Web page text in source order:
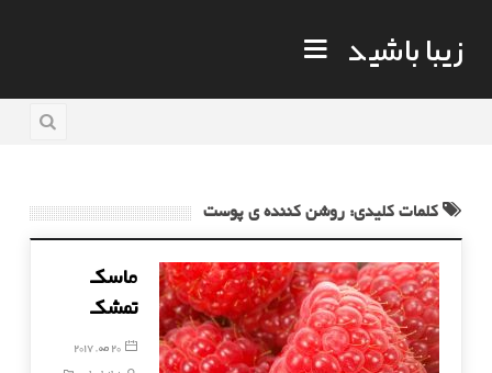
زیبا باشید
کلمات کلیدی: روشن کننده ی پوست
ماسک
تمشک
20 مه, 2017